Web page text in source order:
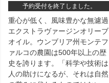
予約受付を終了しました。
重心が低く、風味豊かな無濾過
エクストラヴァージンオリーブ
オイル。ウンブリア州モンテフ
ァルコの農園は500年以上の歴
史を誇ります。「科学や技術は
人の助けになるが、それは自然